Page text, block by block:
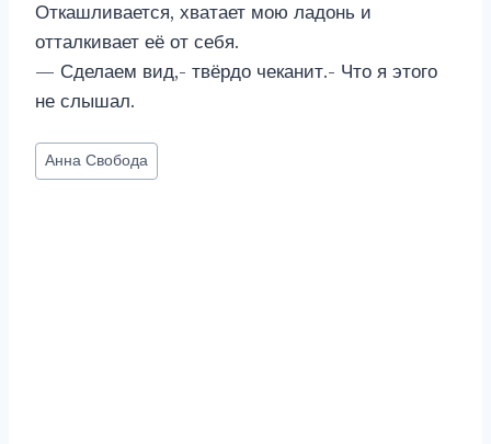
Откашливается, хватает мою ладонь и
отталкивает её от себя.
— Сделаем вид,- твёрдо чеканит.- Что я этого
не слышал.
Метки
записи:
Анна Свобода